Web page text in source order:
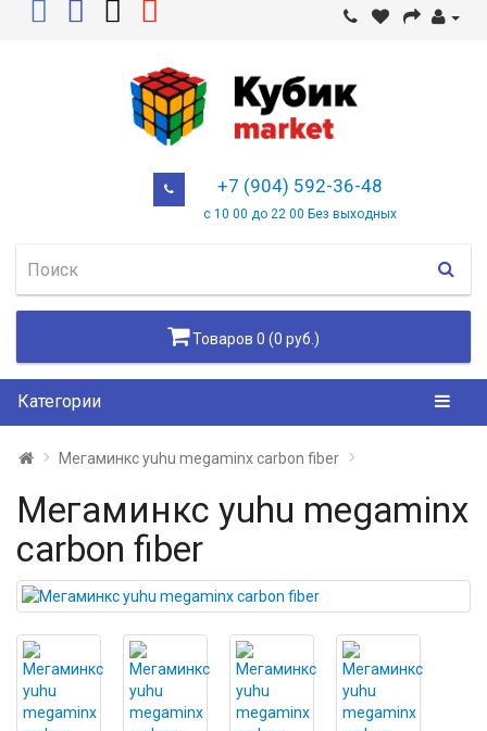
+7 (904) 592-36-48
с 10 00 до 22 00 Без выходных
Товаров 0 (0 руб.)
Категории
Мегаминкс yuhu megaminx carbon fiber
Мегаминкс yuhu megaminx
carbon fiber